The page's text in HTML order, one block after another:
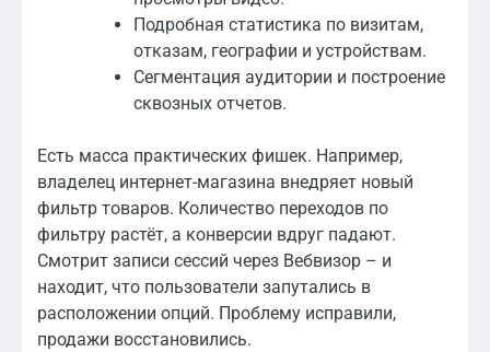
Подробная статистика по визитам,
отказам, географии и устройствам.
Сегментация аудитории и построение
сквозных отчетов.
Есть масса практических фишек. Например,
владелец интернет-магазина внедряет новый
фильтр товаров. Количество переходов по
фильтру растёт, а конверсии вдруг падают.
Смотрит записи сессий через Вебвизор – и
находит, что пользователи запутались в
расположении опций. Проблему исправили,
продажи восстановились.